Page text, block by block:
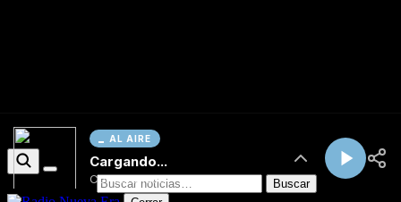
AL AIRE
Cargando...
Conectando...